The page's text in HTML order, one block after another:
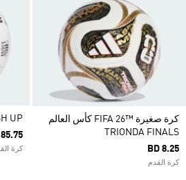
كرة صغيرة ™26 FIFA كأس العالم
TRIONDA FINALS
BD 8.25
كرة القدم
UP
85.75
كرة